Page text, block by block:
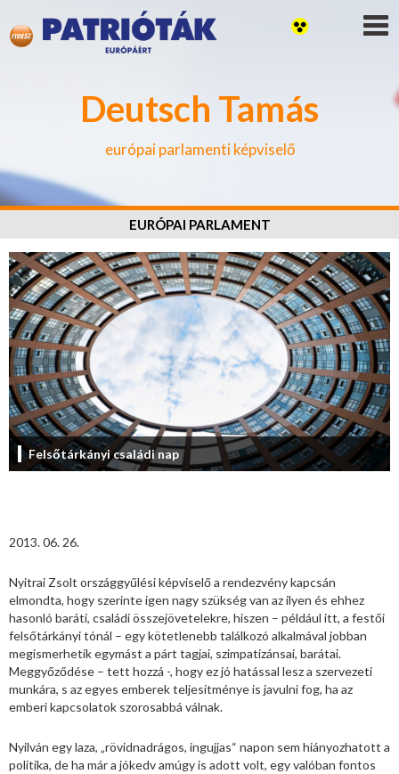
Deutsch Tamás
európai parlamenti képviselő
EURÓPAI PARLAMENT
Felsőtárkányi családi nap
2013. 06. 26.
Nyitrai Zsolt országgyűlési képviselő a rendezvény kapcsán
elmondta, hogy szerinte igen nagy szükség van az ilyen és ehhez
hasonló baráti, családi összejövetelekre, hiszen – például itt, a festői
felsőtárkányi tónál – egy kötetlenebb találkozó alkalmával jobban
megismerhetik egymást a párt tagjai, szimpatizánsai, barátai.
Meggyőződése – tett hozzá -, hogy ez jó hatással lesz a szervezeti
munkára, s az egyes emberek teljesítménye is javulni fog, ha az
emberi kapcsolatok szorosabbá válnak.
Nyilván egy laza, „rövidnadrágos, ingujjas“ napon sem hiányozhatott a
politika, de ha már a jókedv amúgy is adott volt, egy valóban fontos